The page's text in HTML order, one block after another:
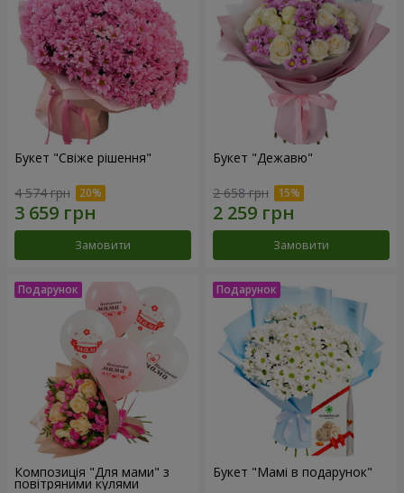
Букет "Свіже рішення"
4 574 грн
Замовити
Букет "Дежавю"
2 658 грн
Замовити
Композиція "Для мами" з
повітряними кулями
Букет "Мамі в подарунок"